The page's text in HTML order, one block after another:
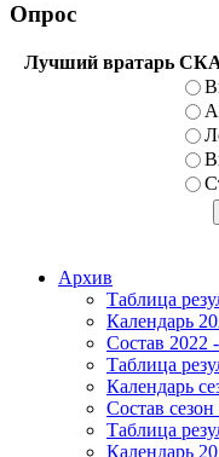
Опрос
Лучший вратарь
Архив
Таблица
Календарь
Состав 2022
Таблица
Календарь
Состав
Таблица
Календарь